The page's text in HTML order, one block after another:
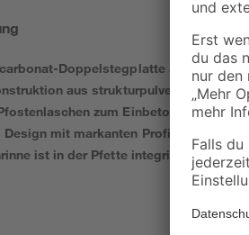
Doppelstegplatte als
aus
zum Einbetonieren
Design mit markanten Profillinien
ist in der Pfette integriert